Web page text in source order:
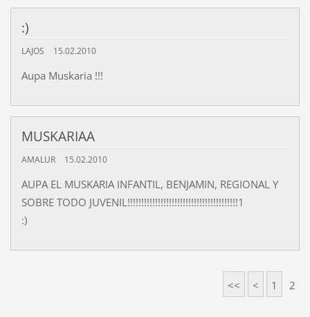
:)
LAJOS 15.02.2010
Aupa Muskaria !!!
MUSKARIAA
AMALUR 15.02.2010
AUPA EL MUSKARIA INFANTIL, BENJAMIN, REGIONAL Y
SOBRE TODO JUVENIL!!!!!!!!!!!!!!!!!!!!!!!!!!!!!!!!!!!!!!!!1
:)
<< < 1 2